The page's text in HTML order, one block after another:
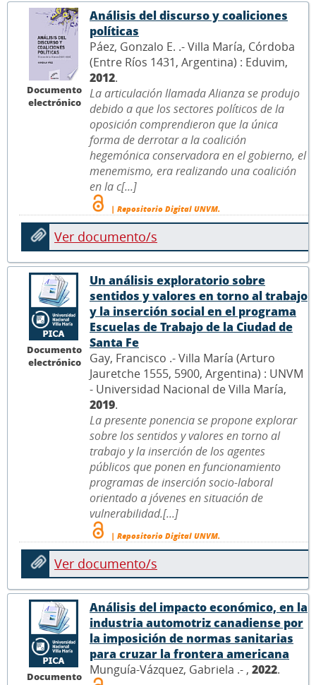
Documento
electrónico
Análisis del discurso y coaliciones
políticas
Páez, Gonzalo E. .- Villa María, Córdoba
(Entre Ríos 1431, Argentina) : Eduvim,
2012.
La articulación llamada Alianza se produjo
debido a que los sectores políticos de la
oposición comprendieron que la única
forma de derrotar a la coalición
hegemónica conservadora en el gobierno, el
menemismo, era realizando una coalición
en la c[...]
| Repositorio Digital UNVM.
Ver documento/s
Documento
electrónico
Un análisis exploratorio sobre
sentidos y valores en torno al trabajo
y la inserción social en el programa
Escuelas de Trabajo de la Ciudad de
Santa Fe
Gay, Francisco .- Villa María (Arturo
Jauretche 1555, 5900, Argentina) : UNVM
- Universidad Nacional de Villa María,
2019.
La presente ponencia se propone explorar
sobre los sentidos y valores en torno al
trabajo y la inserción de los agentes
públicos que ponen en funcionamiento
programas de inserción socio-laboral
orientado a jóvenes en situación de
vulnerabilidad.[...]
| Repositorio Digital UNVM.
Ver documento/s
Documento
Análisis del impacto económico, en la
industria automotriz canadiense por
la imposición de normas sanitarias
para cruzar la frontera americana
Munguía-Vázquez, Gabriela .- , 2022.